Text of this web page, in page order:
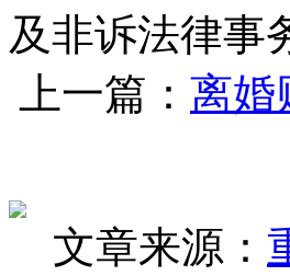
及非诉法律事
上一篇： 离婚
文章来源：